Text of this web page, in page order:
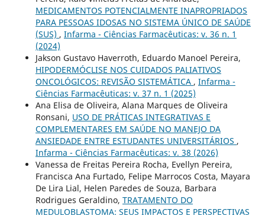
MEDICAMENTOS POTENCIALMENTE INAPROPRIADOS
PARA PESSOAS IDOSAS NO SISTEMA ÚNICO DE SAÚDE
(SUS) , Infarma - Ciências Farmacêuticas: v. 36 n. 1
(2024)
Jakson Gustavo Haverroth, Eduardo Manoel Pereira,
HIPODERMÓCLISE NOS CUIDADOS PALIATIVOS
ONCOLÓGICOS: REVISÃO SISTEMÁTICA , Infarma -
Ciências Farmacêuticas: v. 37 n. 1 (2025)
Ana Elisa de Oliveira, Alana Marques de Oliveira
Ronsani, USO DE PRÁTICAS INTEGRATIVAS E
COMPLEMENTARES EM SAÚDE NO MANEJO DA
ANSIEDADE ENTRE ESTUDANTES UNIVERSITÁRIOS ,
Infarma - Ciências Farmacêuticas: v. 38 (2026)
Vanessa de Freitas Pereira Rocha, Evellyn Pereira,
Francisca Ana Furtado, Felipe Marrocos Costa, Mayara
De Lira Lial, Helen Paredes de Souza, Barbara
Rodrigues Geraldino, TRATAMENTO DO
MEDULOBLASTOMA: SEUS IMPACTOS E PERSPECTIVAS